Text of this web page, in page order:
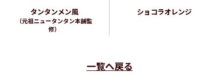
タンタンメン風
（元祖ニュータンタン本舗監
修）
一覧へ戻る
ショコラオレンジ